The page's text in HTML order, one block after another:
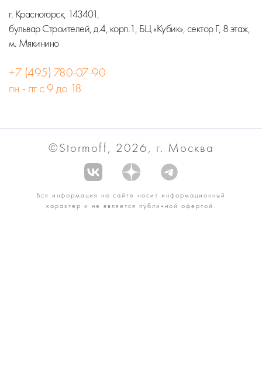
г. Красногорск, 143401,
бульвар Строителей, д.4, корп.1, БЦ «Кубик», сектор Г, 8 этаж,
м. Мякинино
+7 (495) 780-07-90
пн - пт с 9 до 18
©Stormoff, 2026, г. Москва
Вся информация на сайте носит информационный
характер и не является публичной офертой.